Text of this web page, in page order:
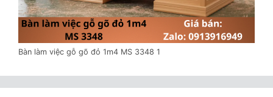
Bàn làm việc gỗ gõ đỏ 1m4 MS 3348 1